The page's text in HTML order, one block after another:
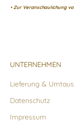
• Zur Veranschaulichung
UNTERNEHMEN
Lieferung &
Datenschutz
Impressum